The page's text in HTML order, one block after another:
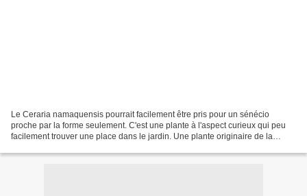
Le Ceraria namaquensis pourrait facilement être pris pour un sénécio
proche par la forme seulement. C'est une plante à l'aspect curieux qui peu
facilement trouver une place dans le jardin. Une plante originaire de la